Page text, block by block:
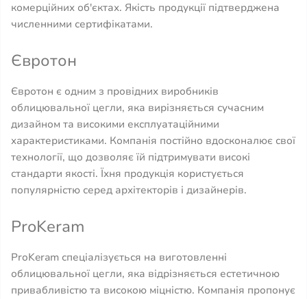
комерційних об'єктах. Якість продукції підтверджена
численними сертифікатами.
Євротон
Євротон є одним з провідних виробників
облицювальної цегли, яка вирізняється сучасним
дизайном та високими експлуатаційними
характеристиками. Компанія постійно вдосконалює свої
технології, що дозволяє їй підтримувати високі
стандарти якості. Їхня продукція користується
популярністю серед архітекторів і дизайнерів.
ProKeram
ProKeram спеціалізується на виготовленні
облицювальної цегли, яка відрізняється естетичною
привабливістю та високою міцністю. Компанія пропонує